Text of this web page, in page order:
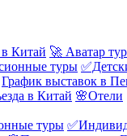
Китай 🚀 Аватар
туры
График выставок в
в Китай 🌸Отели
туры